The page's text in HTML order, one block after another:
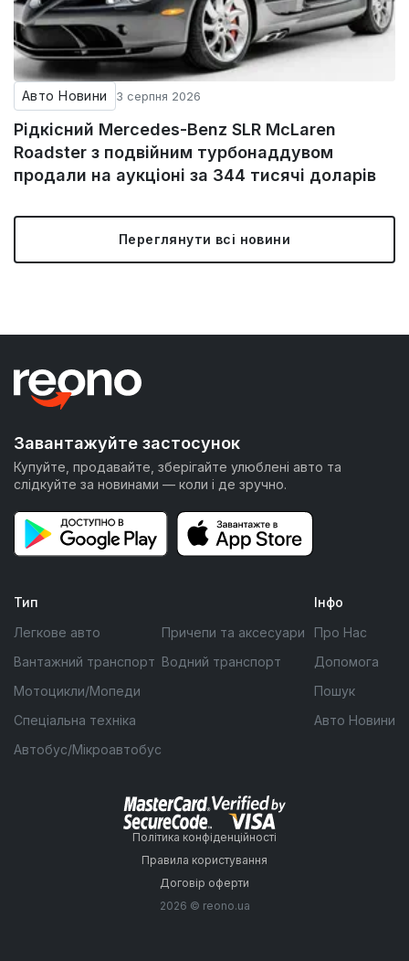
Авто Новини 3 серпня 2026
Рідкісний Mercedes-Benz SLR McLaren
Roadster з подвійним турбонаддувом
продали на аукціоні за 344 тисячі доларів
Переглянути всі новини
Завантажуйте застосунок
Купуйте, продавайте, зберігайте улюблені авто та
слідкуйте за новинами — коли і де зручно.
Тип
Легкове авто
Вантажний транспорт
Мотоцикли/Мопеди
Спеціальна техніка
Автобус/Мікроавтобус
Причепи та аксесуари
Водний транспорт
Інфо
Про Нас
Допомога
Пошук
Авто Новини
Політика конфіденційності
Правила користування
Договір оферти
2026 © reono.ua